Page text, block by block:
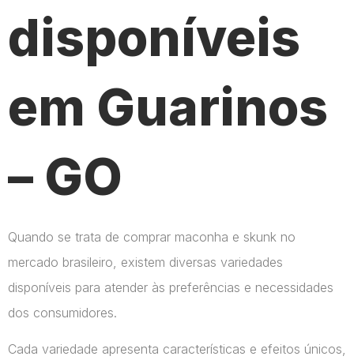
disponíveis
em Guarinos
– GO
Quando se trata de comprar maconha e skunk no
mercado brasileiro, existem diversas variedades
disponíveis para atender às preferências e necessidades
dos consumidores.
Cada variedade apresenta características e efeitos únicos,